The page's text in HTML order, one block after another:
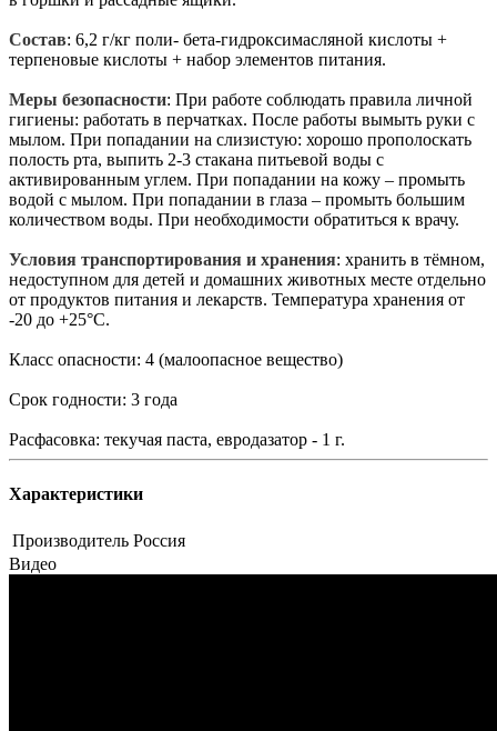
Состав: 6,2 г/кг поли- бета-гидроксимасляной кислоты +
терпеновые кислоты + набор элементов питания.
Меры безопасности: При работе соблюдать правила личной
гигиены: работать в перчатках. После работы вымыть руки с
мылом. При попадании на слизистую: хорошо прополоскать
полость рта, выпить 2-3 стакана питьевой воды с
активированным углем. При попадании на кожу – промыть
водой с мылом. При попадании в глаза – промыть большим
количеством воды. При необходимости обратиться к врачу.
Условия транспортирования и хранения: хранить в тёмном,
недоступном для детей и домашних животных месте отдельно
от продуктов питания и лекарств. Температура хранения от
-20 до +25°C.
Класс опасности: 4 (малоопасное вещество)
Срок годности: 3 года
Расфасовка: текучая паста, евродазатор - 1 г.
Характеристики
Производитель Россия
Видео